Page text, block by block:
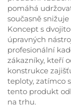
pomáhá
současně
Koncept s
úpravných
profesionální
zákazníky, kteří
konstrukce
teploty, zatímco
tento produkt
na trhu.